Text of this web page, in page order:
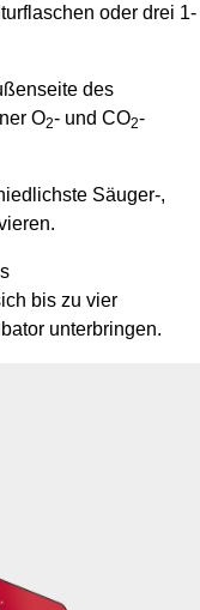
oder drei 1-
des
O2- und CO2-
Säuger-,
bis zu vier
unterbringen.